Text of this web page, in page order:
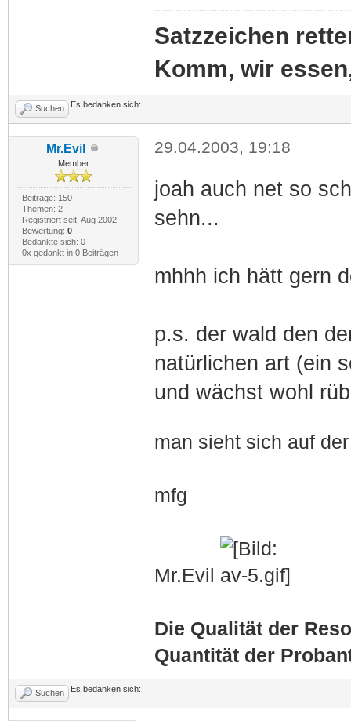
Satzzeichen
Komm, wir
Suchen Es bedanken sich:
Mr.Evil
Member
Beiträge: 150
Themen: 2
Registriert seit: Aug 2002
Bewertung: 0
Bedankte sich: 0
0x gedankt in 0 Beiträgen
29.04.2003, 19:18
joah auch net so
sehn...
mhhh ich hätt gern
p.s. der wald den
natürlichen art (ein
und wächst wohl
man sieht sich auf
mfg
Mr.Evil
Die Qualität der
Quantität der
Suchen Es bedanken sich: